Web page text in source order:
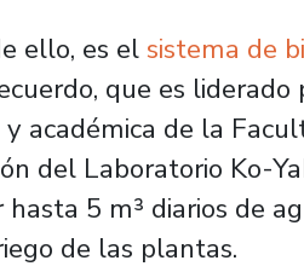
ello, es elsistema de
que es
académica de la
del Laboratorio Ko-
5 m³ diarios de
de las plantas.